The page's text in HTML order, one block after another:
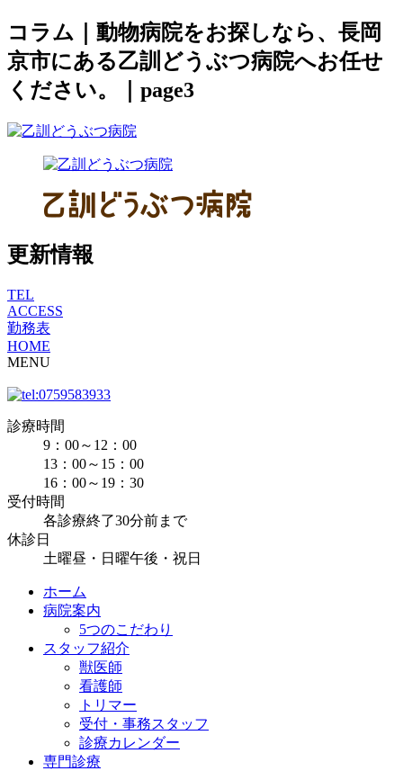
コラム｜動物病院をお探しなら、長岡
京市にある乙訓どうぶつ病院へお任せ
ください。｜page3
更新情報
TEL
ACCESS
勤務表
HOME
MENU
診療時間
9：00～12：00
13：00～15：00
16：00～19：30
受付時間
各診療終了30分前まで
休診日
土曜昼・日曜午後・祝日
ホーム
病院案内
5つのこだわり
スタッフ紹介
獣医師
看護師
トリマー
受付・事務スタッフ
診療カレンダー
専門診療